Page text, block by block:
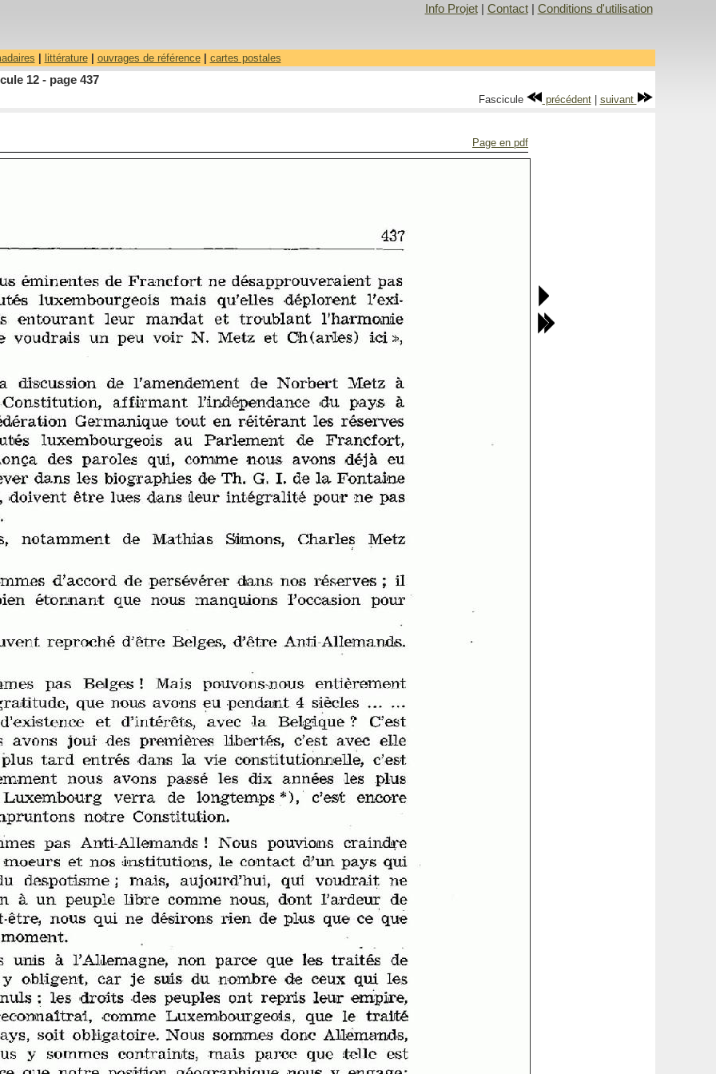
Info Projet| Contact| Conditions d'utilisation
littérature| ouvrages de référence| cartes postales
12 - page 437
Fascicule précédent| suivant
Page en pdf